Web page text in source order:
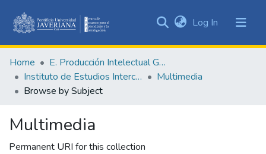
&
Collections
Log In (current)
Home
E. Producción Intelectual General
Instituto de Estudios Interculturales - IEI
Multimedia
Browse by Subject
Multimedia
Permanent URI for this collection